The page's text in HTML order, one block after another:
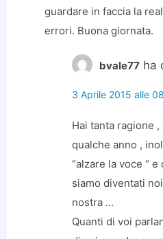
guardare in faccia la
errori. Buona giornata.
bvale77 ha
3 Aprile 2015 alle
Hai tanta ragione
qualche anno ,
“alzare la voce “
siamo diventati
nostra …
Quanti di voi